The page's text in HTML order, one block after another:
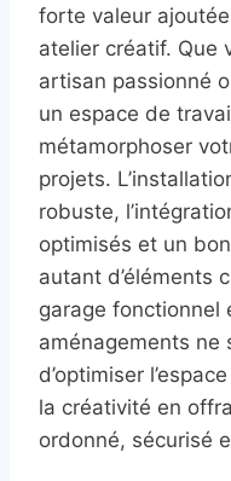
forte valeur
atelier créatif. Que
artisan passionné
un espace de
métamorphoser
projets.
robuste,
optimisés et un
autant d’éléments
garage fonctionnel
aménagements ne
d’optimiser
la créativité en
ordonné, sécurisé